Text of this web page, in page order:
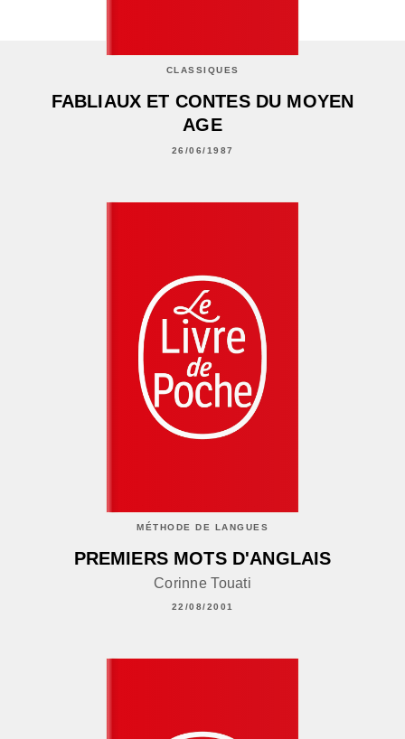
CLASSIQUES
FABLIAUX ET CONTES DU MOYEN
AGE
26/06/1987
MÉTHODE DE LANGUES
PREMIERS MOTS D'ANGLAIS
Corinne Touati
22/08/2001